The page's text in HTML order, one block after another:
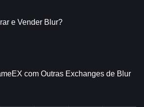
e Vender Blur?
com Outras Exchanges de Blur